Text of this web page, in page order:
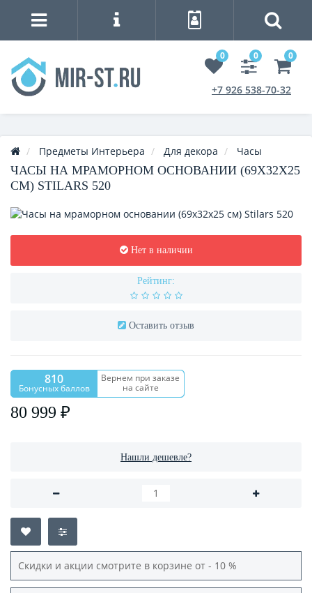
0 0 0
+7 926 538-70-32
Предметы Интерьера Для декора Часы
ЧАСЫ НА МРАМОРНОМ ОСНОВАНИИ (69Х32Х25
СМ) STILARS 520
Нет в наличии
Рейтинг:
Оставить отзыв
810
Бонусных баллов
Вернем при заказе
на сайте
80 999 ₽
Нашли дешевле?
Скидки и акции смотрите в корзине от - 10 %